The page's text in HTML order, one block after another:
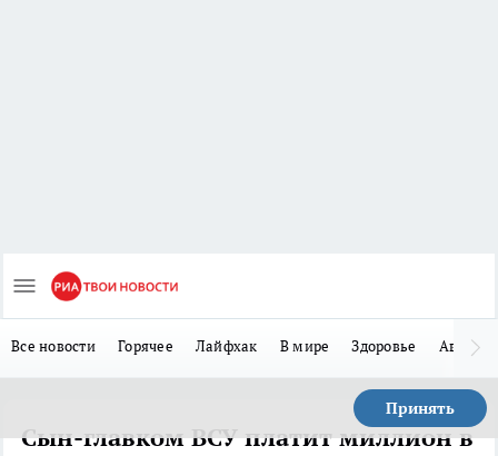
Все новости Горячее Лайфхак В мире Здоровье Авто
Принять
Сын-главком ВСУ платит миллион в